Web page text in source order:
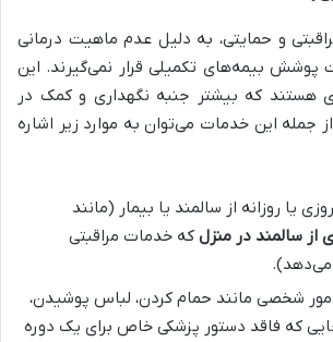
و حمایتی، به دلیل عدم ماهیت درمانی
پوشش بیمه‌های تکمیلی قرار نمی‌گیرند. این
هستند که بیشتر جنبه نگهداری و کمک در
از جمله این خدمات می‌توان به موارد زیر اشاره
یا روزانه از سالمند یا بیمار (مانند
از سالمند در منزل که خدمات مراقبتی
می‌دهد).
شخصی مانند حمام کردن، لباس پوشیدن،
که فاقد دستور پزشکی خاص برای یک دوره